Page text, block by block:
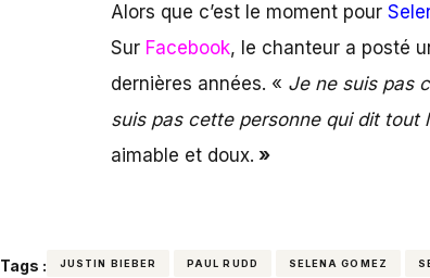
Alors que c’est le moment pour
Sur Facebook, le chanteur a posté
dernières années. « Je ne suis pas
suis pas cette personne qui dit tout
aimable et doux. »
Tags : JUSTIN BIEBER PAUL RUDD SELENA GOMEZ